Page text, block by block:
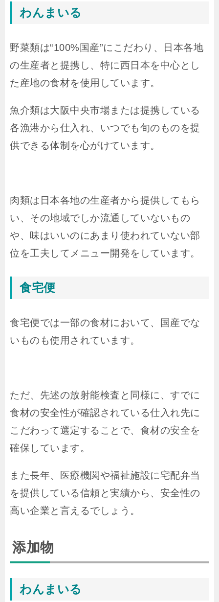
わんまいる
野菜類は“100%国産”にこだわり、日本各地
の生産者と提携し、特に西日本を中心とし
た産地の食材を使用しています。
魚介類は大阪中央市場または提携している
各漁港から仕入れ、いつでも旬のものを提
供できる体制を心がけています。
肉類は日本各地の生産者から提供してもら
い、その地域でしか流通していないもの
や、味はいいのにあまり使われていない部
位を工夫してメニュー開発をしています。
食宅便
食宅便では一部の食材において、国産でな
いものも使用されています。
ただ、先述の放射能検査と同様に、すでに
食材の安全性が確認されている仕入れ先に
こだわって選定することで、食材の安全を
確保しています。
また長年、医療機関や福祉施設に宅配弁当
を提供している信頼と実績から、安全性の
高い企業と言えるでしょう。
添加物
わんまいる